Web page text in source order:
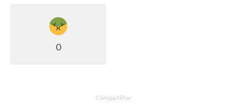
0
Compartilhar